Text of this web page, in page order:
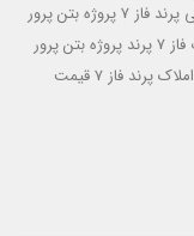
فروش مسکن ملی پرند فاز 7 پروژه بتن پرور
فاز 7 پرند پروژه بتن پرور
املاک پرند فاز 7
قیمت